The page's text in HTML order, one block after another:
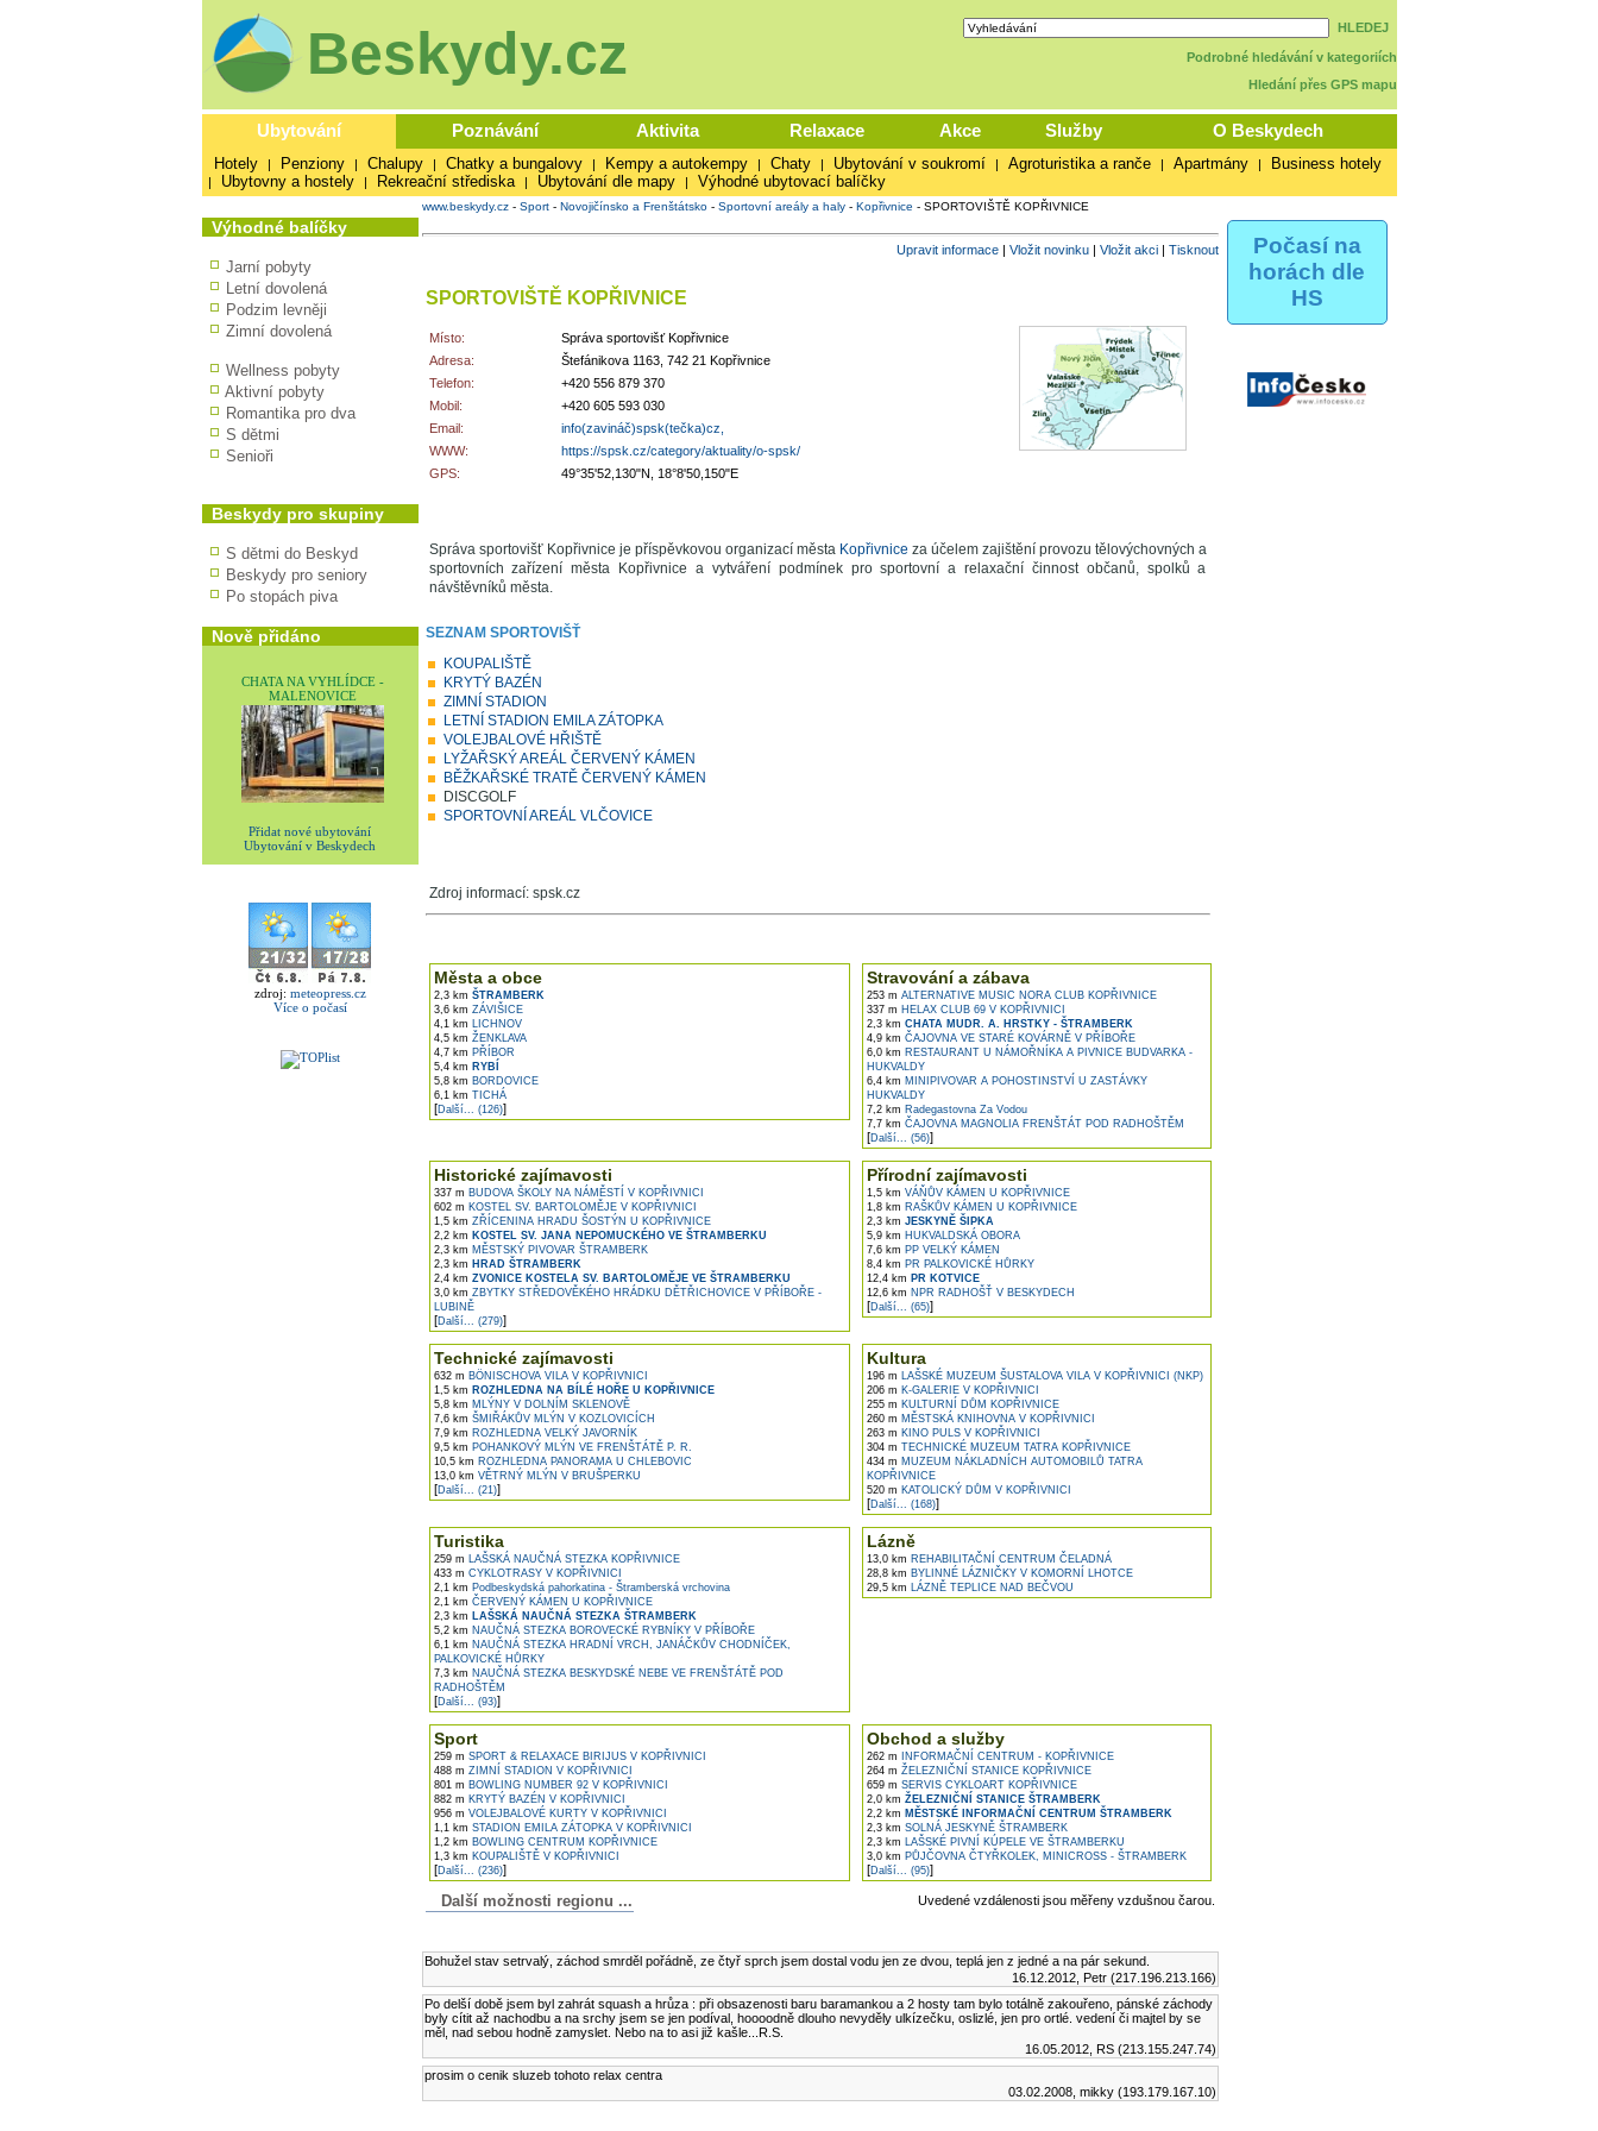
Beskydy.cz HLEDEJ
Podrobné hledávání v kategoriích
Hledání přes GPS mapu
Ubytování Poznávání Aktivita Relaxace Akce Služby O Beskydech
Hotely | Penziony | Chalupy | Chatky a bungalovy | Kempy a autokempy | Chaty | Ubytování v soukromí | Agroturistika a ranče | Apartmány | Business hotely
| Ubytovny a hostely | Rekreační střediska | Ubytování dle mapy | Výhodné ubytovací balíčky
Výhodné balíčky
Jarní pobyty
Letní dovolená
Podzim levněji
Zimní dovolená
Wellness pobyty
Aktivní pobyty
Romantika pro dva
S dětmi
Senioři
Beskydy pro skupiny
S dětmi do Beskyd
Beskydy pro seniory
Po stopách piva
Nově přidáno
CHATA NA VYHLÍDCE -
MALENOVICE
Přidat nové ubytování
Ubytování v Beskydech
zdroj: meteopress.cz
Více o počasí
www.beskydy.cz- Sport- Novojičínsko a Frenštátsko- Sportovní areály a haly- Kopřivnice - SPORTOVIŠTĚ KOPŘIVNICE
Upravit informace| Vložit novinku| Vložit akci| Tisknout
SPORTOVIŠTĚ KOPŘIVNICE
Místo:
Správa sportovišť Kopřivnice
Adresa:
Štefánikova 1163, 742 21 Kopřivnice
Telefon:
+420 556 879 370
Mobil:
+420 605 593 030
Email:
info(zavináč)spsk(tečka)cz,
WWW:
https://spsk.cz/category/aktuality/o-spsk/
GPS:
49°35'52,130"N, 18°8'50,150"E
Správa sportovišť Kopřivnice je příspěvkovou organizací města Kopřivnice za účelem zajištění provozu tělovýchovných a
sportovních zařízení města Kopřivnice a vytváření podmínek pro sportovní a relaxační činnost občanů, spolků a
návštěvníků města.
SEZNAM SPORTOVIŠŤ
KOUPALIŠTĚ
KRYTÝ BAZÉN
ZIMNÍ STADION
LETNÍ STADION EMILA ZÁTOPKA
VOLEJBALOVÉ HŘIŠTĚ
LYŽAŘSKÝ AREÁL ČERVENÝ KÁMEN
BĚŽKAŘSKÉ TRATĚ ČERVENÝ KÁMEN
DISCGOLF
SPORTOVNÍ AREÁL VLČOVICE
Zdroj informací: spsk.cz
Města a obce
2,3 km ŠTRAMBERK
3,6 km ZÁVIŠICE
4,1 km LICHNOV
4,5 km ŽENKLAVA
4,7 km PŘÍBOR
5,4 km RYBÍ
5,8 km BORDOVICE
6,1 km TICHÁ
[Další... (126)]
Stravování a zábava
253 m ALTERNATIVE MUSIC NORA CLUB KOPŘIVNICE
337 m HELAX CLUB 69 V KOPŘIVNICI
2,3 km CHATA MUDR. A. HRSTKY - ŠTRAMBERK
4,9 km ČAJOVNA VE STARÉ KOVÁRNĚ V PŘÍBOŘE
6,0 km RESTAURANT U NÁMOŘNÍKA A PIVNICE BUDVARKA -
HUKVALDY
6,4 km MINIPIVOVAR A POHOSTINSTVÍ U ZASTÁVKY
HUKVALDY
7,2 km Radegastovna Za Vodou
7,7 km ČAJOVNA MAGNOLIA FRENŠTÁT POD RADHOŠTĚM
[Další... (56)]
Historické zajímavosti
337 m BUDOVA ŠKOLY NA NÁMĚSTÍ V KOPŘIVNICI
602 m KOSTEL SV. BARTOLOMĚJE V KOPŘIVNICI
1,5 km ZŘÍCENINA HRADU ŠOSTÝN U KOPŘIVNICE
2,2 km KOSTEL SV. JANA NEPOMUCKÉHO VE ŠTRAMBERKU
2,3 km MĚSTSKÝ PIVOVAR ŠTRAMBERK
2,3 km HRAD ŠTRAMBERK
2,4 km ZVONICE KOSTELA SV. BARTOLOMĚJE VE ŠTRAMBERKU
3,0 km ZBYTKY STŘEDOVĚKÉHO HRÁDKU DĚTŘICHOVICE V PŘÍBOŘE -
LUBINĚ
[Další... (279)]
Přírodní zajímavosti
1,5 km VÁŇŮV KÁMEN U KOPŘIVNICE
1,8 km RAŠKŮV KÁMEN U KOPŘIVNICE
2,3 km JESKYNĚ ŠIPKA
5,9 km HUKVALDSKÁ OBORA
7,6 km PP VELKÝ KÁMEN
8,4 km PR PALKOVICKÉ HŮRKY
12,4 km PR KOTVICE
12,6 km NPR RADHOŠŤ V BESKYDECH
[Další... (65)]
Technické zajímavosti
632 m BÖNISCHOVA VILA V KOPŘIVNICI
1,5 km ROZHLEDNA NA BÍLÉ HOŘE U KOPŘIVNICE
5,8 km MLÝNY V DOLNÍM SKLENOVĚ
7,6 km ŠMIŘÁKŮV MLÝN V KOZLOVICÍCH
7,9 km ROZHLEDNA VELKÝ JAVORNÍK
9,5 km POHANKOVÝ MLÝN VE FRENŠTÁTĚ P. R.
10,5 km ROZHLEDNA PANORAMA U CHLEBOVIC
13,0 km VĚTRNÝ MLÝN V BRUŠPERKU
[Další... (21)]
Kultura
196 m LAŠSKÉ MUZEUM ŠUSTALOVA VILA V KOPŘIVNICI (NKP)
206 m K-GALERIE V KOPŘIVNICI
255 m KULTURNÍ DŮM KOPŘIVNICE
260 m MĚSTSKÁ KNIHOVNA V KOPŘIVNICI
263 m KINO PULS V KOPŘIVNICI
304 m TECHNICKÉ MUZEUM TATRA KOPŘIVNICE
434 m MUZEUM NÁKLADNÍCH AUTOMOBILŮ TATRA
KOPŘIVNICE
520 m KATOLICKÝ DŮM V KOPŘIVNICI
[Další... (168)]
Turistika
259 m LAŠSKÁ NAUČNÁ STEZKA KOPŘIVNICE
433 m CYKLOTRASY V KOPŘIVNICI
2,1 km Podbeskydská pahorkatina - Štramberská vrchovina
2,1 km ČERVENÝ KÁMEN U KOPŘIVNICE
2,3 km LAŠSKÁ NAUČNÁ STEZKA ŠTRAMBERK
5,2 km NAUČNÁ STEZKA BOROVECKÉ RYBNÍKY V PŘÍBOŘE
6,1 km NAUČNÁ STEZKA HRADNÍ VRCH, JANÁČKŮV CHODNÍČEK,
PALKOVICKÉ HŮRKY
7,3 km NAUČNÁ STEZKA BESKYDSKÉ NEBE VE FRENŠTÁTĚ POD
RADHOŠTĚM
[Další... (93)]
Lázně
13,0 km REHABILITAČNÍ CENTRUM ČELADNÁ
28,8 km BYLINNÉ LÁZNIČKY V KOMORNÍ LHOTCE
29,5 km LÁZNĚ TEPLICE NAD BEČVOU
Sport
259 m SPORT & RELAXACE BIRIJUS V KOPŘIVNICI
488 m ZIMNÍ STADION V KOPŘIVNICI
801 m BOWLING NUMBER 92 V KOPŘIVNICI
882 m KRYTÝ BAZÉN V KOPŘIVNICI
956 m VOLEJBALOVÉ KURTY V KOPŘIVNICI
1,1 km STADION EMILA ZÁTOPKA V KOPŘIVNICI
1,2 km BOWLING CENTRUM KOPŘIVNICE
1,3 km KOUPALIŠTĚ V KOPŘIVNICI
[Další... (236)]
Obchod a služby
262 m INFORMAČNÍ CENTRUM - KOPŘIVNICE
264 m ŽELEZNIČNÍ STANICE KOPŘIVNICE
659 m SERVIS CYKLOART KOPŘIVNICE
2,0 km ŽELEZNIČNÍ STANICE ŠTRAMBERK
2,2 km MĚSTSKÉ INFORMAČNÍ CENTRUM ŠTRAMBERK
2,3 km SOLNÁ JESKYNĚ ŠTRAMBERK
2,3 km LAŠSKÉ PIVNÍ KÚPELE VE ŠTRAMBERKU
3,0 km PŮJČOVNA ČTYŘKOLEK, MINICROSS - ŠTRAMBERK
[Další... (95)]
Další možnosti regionu ... Uvedené vzdálenosti jsou měřeny vzdušnou čarou.
Bohužel stav setrvalý, záchod smrděl pořádně, ze čtyř sprch jsem dostal vodu jen ze dvou, teplá jen z jedné a na pár sekund.
16.12.2012, Petr (217.196.213.166)
Po delší době jsem byl zahrát squash a hrůza : při obsazenosti baru baramankou a 2 hosty tam bylo totálně zakouřeno, pánské záchody
byly cítit až nachodbu a na srchy jsem se jen podíval, hoooodně dlouho nevyděly ulkízečku, oslizlé, jen pro ortlé. vedení či majtel by se
měl, nad sebou hodně zamyslet. Nebo na to asi již kašle...R.S.
16.05.2012, RS (213.155.247.74)
prosim o cenik sluzeb tohoto relax centra
03.02.2008, mikky (193.179.167.10)
Počasí na
horách dle
HS